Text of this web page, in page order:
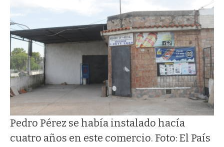
Pedro Pérez se había instalado hacía
cuatro años en este comercio. Foto: El País